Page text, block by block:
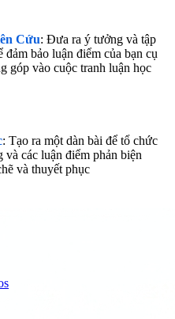
Cứu: Đưa ra ý tưởng và tập
bảo luận điểm của bạn cụ
góp vào cuộc tranh luận học
: Tạo ra một dàn bài để tổ chức
các luận điểm phản biện
và thuyết phục